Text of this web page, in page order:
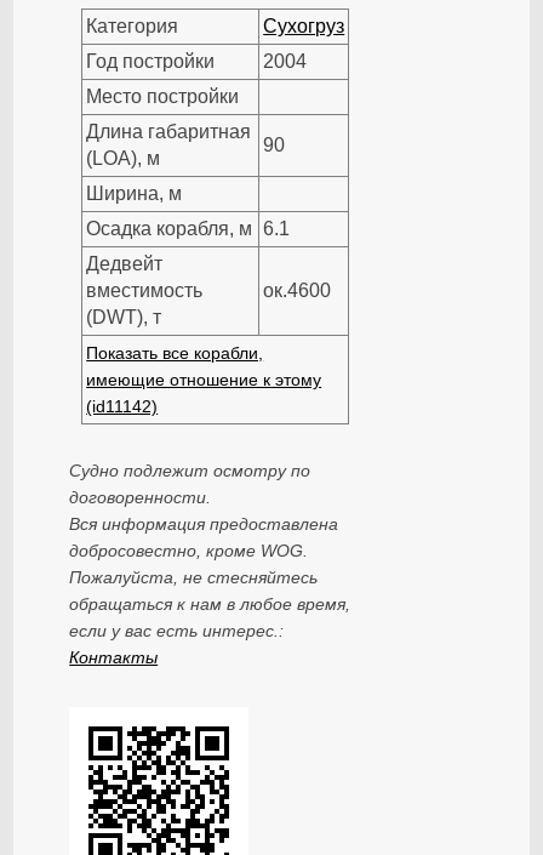
Категория
Сухогруз
Год постройки
2004
Место постройки
Длина габаритная
(LOA), м
90
Ширина, м
Осадка корабля, м
6.1
Дедвейт
вместимость
(DWT), т
ок.4600
Показать все корабли,
имеющие отношение к этому
(id11142)
Судно подлежит осмотру по
договоренности.
Вся информация предоставлена
добросовестно, кроме WOG.
Пожалуйста, не стесняйтесь
обращаться к нам в любое время,
если у вас есть интерес.:
Контакты